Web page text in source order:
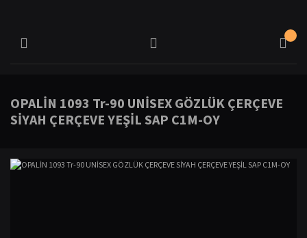
OPALİN 1093 Tr-90 UNİSEX GÖZLÜK ÇERÇEVE
SİYAH ÇERÇEVE YEŞİL SAP C1M-OY